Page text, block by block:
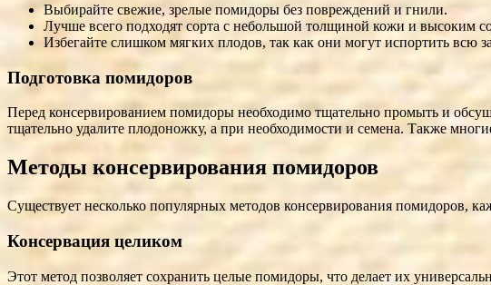
Выбирайте свежие, зрелые помидоры без повреждений и гнили.
Лучше всего подходят сорта с небольшой толщиной кожи и высоким
Избегайте слишком мягких плодов, так как они могут испортить всю
Подготовка помидоров
Перед консервированием помидоры необходимо тщательно промыть и
тщательно удалите плодоножку, а при необходимости и семена. Также
Методы консервирования помидоров
Существует несколько популярных методов консервирования помидоров,
Консервация целиком
Этот метод позволяет сохранить целые помидоры, что делает их